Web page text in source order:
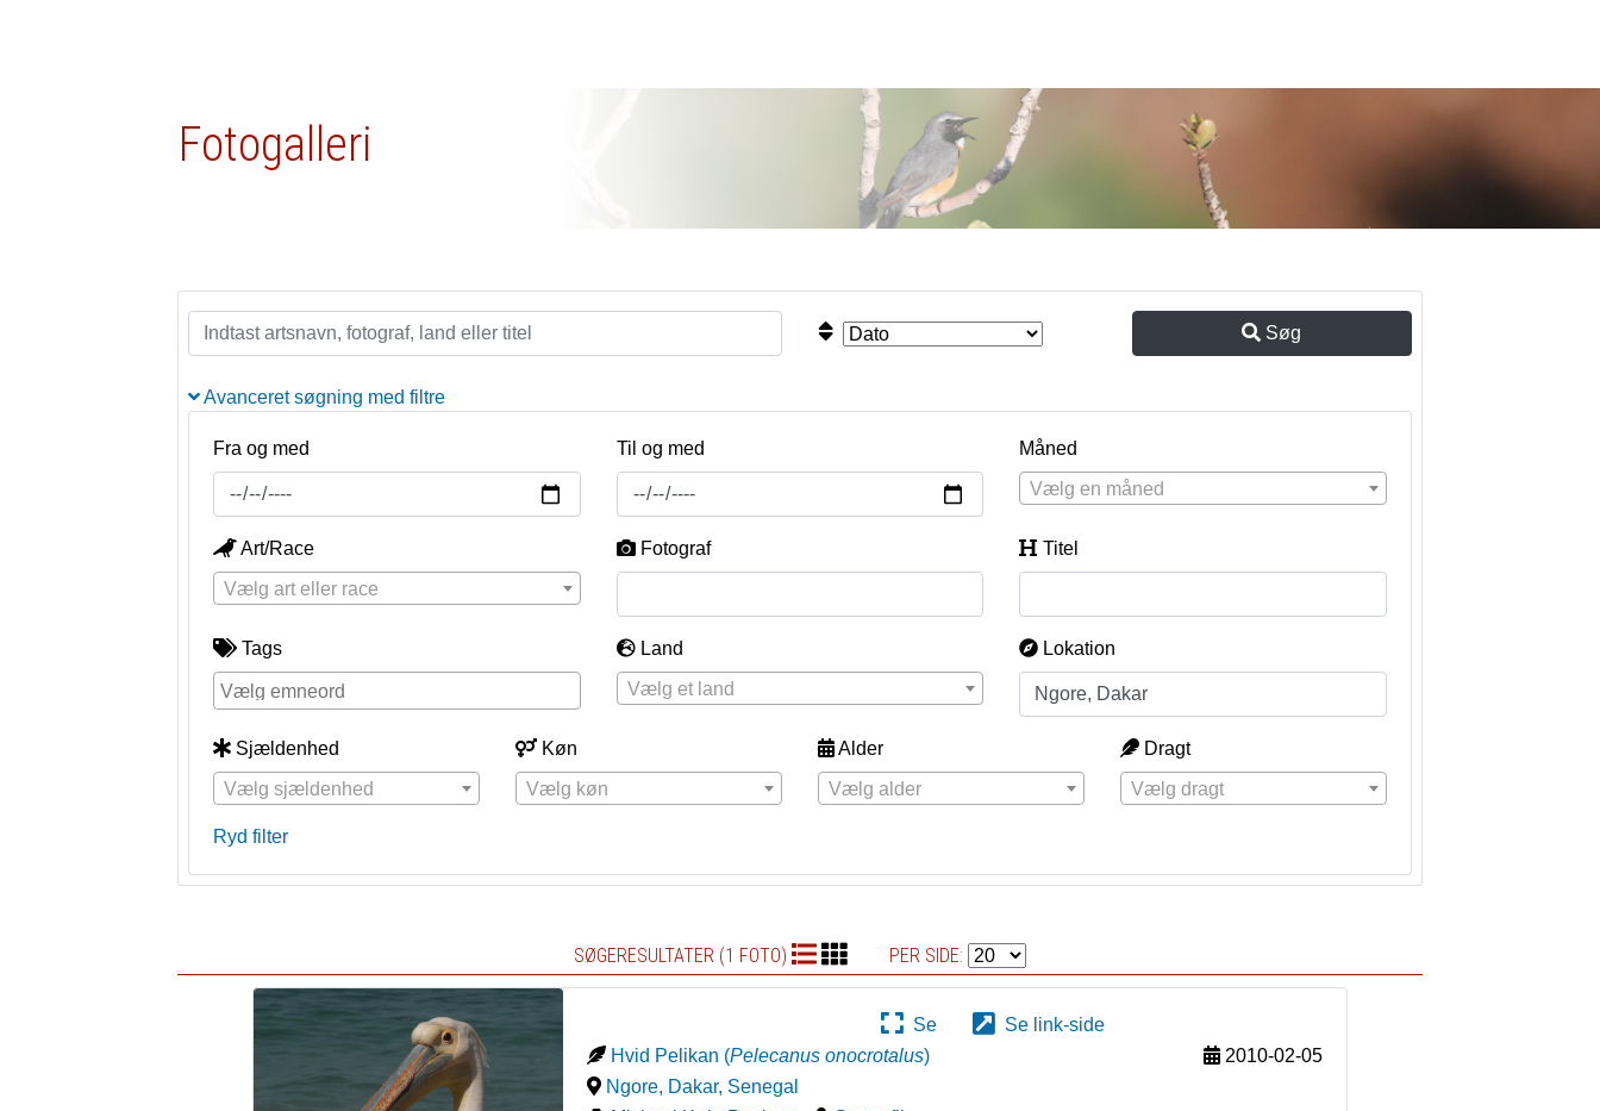
Fotogalleri
Søg
Avanceret søgning med filtre
Fra og med Til og med
Måned
Vælg en måned
Art/Race
Vælg art eller race
Fotograf Titel
Tags
Land
Vælg et land
Lokation
Sjældenhed
Vælg sjældenhed
Køn
Vælg køn
Alder
Vælg alder
Dragt
Vælg dragt
Ryd filter
SØGERESULTATER (1 FOTO) PER SIDE:
Se
Se link-side
Hvid Pelikan (Pelecanus onocrotalus)
2010-02-05
Ngore, Dakar, Senegal